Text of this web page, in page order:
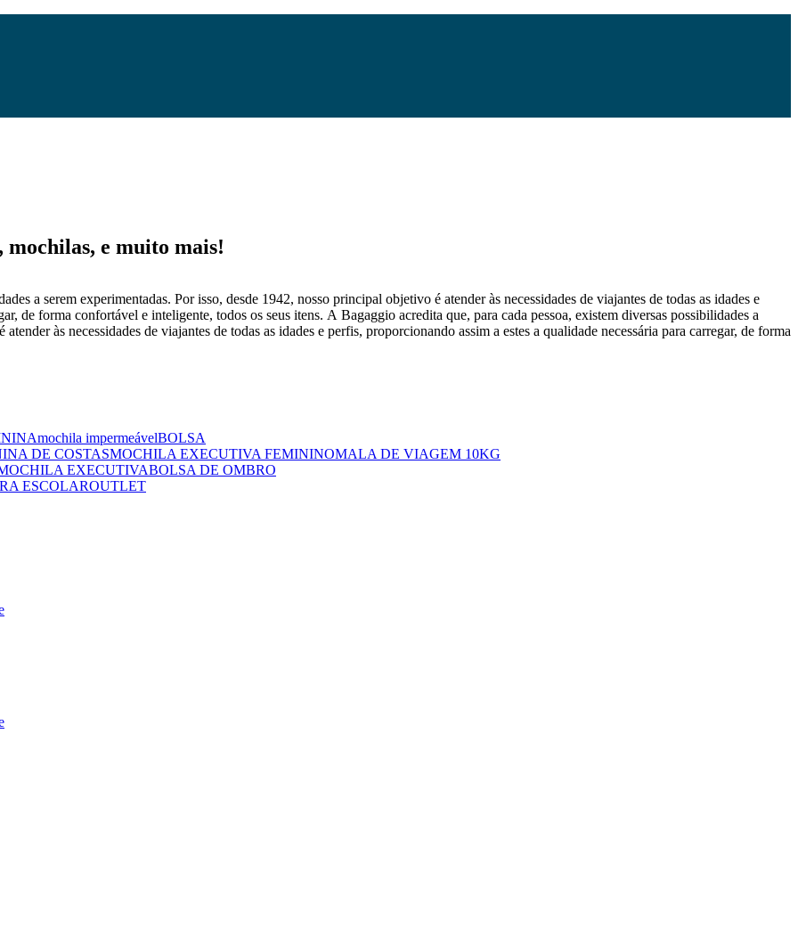
e muito mais!
a serem experimentadas. Por isso, desde 1942, nosso principal objetivo é atender às necessidades de viajantes de todas as idades e
de forma confortável e inteligente, todos os seus itens. A Bagaggio acredita que, para cada pessoa, existem diversas possibilidades a
às necessidades de viajantes de todas as idades e perfis, proporcionando assim a estes a qualidade necessária para carregar, de forma
mochila impermeávelBOLSA
DE COSTASMOCHILA EXECUTIVA FEMININOMALA DE VIAGEM 10KG
EXECUTIVABOLSA DE OMBRO
ESCOLAROUTLET